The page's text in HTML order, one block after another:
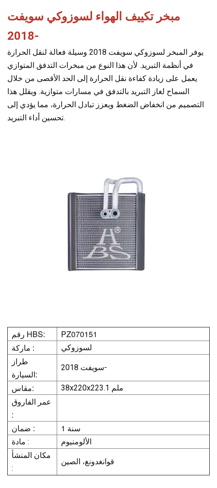
مبخر تكييف الهواء لسوزوكي سويفت
2018-
يوفر المبخر لسوزوكي سويفت 2018 وسيلة فعالة لنقل الحرارة
في أنظمة التبريد. لأن هذا النوع من مبخرات التدفق المتوازي
يعمل على زيادة كفاءة نقل الحرارة إلى الحد الأقصى من خلال
السماح لغاز التبريد بالتدفق في مسارات متوازية. ويقلل هذا
التصميم من انخفاض الضغط ويعزز تبادل الحرارة، مما يؤدي إلى
تحسين أداء التبريد.
رقم HBS:
PZ070151
ماركة :
لسوزوكي
طراز
السيارة:
سويفت 2018-
مقاس: 38x220x223.1 ملم
عمر الفاروق
:
ضمان :
1 سنة
مادة :
الألومنيوم
مكان المنشأ
:
قوانغدونغ، الصين